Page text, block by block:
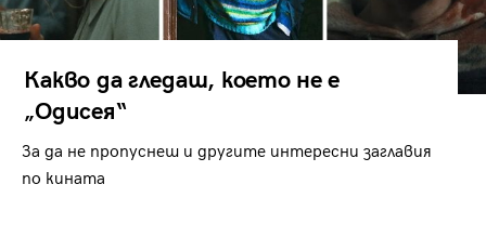
Какво да гледаш, което не е
„Одисея“
За да не пропуснеш и другите интересни заглавия
по кината